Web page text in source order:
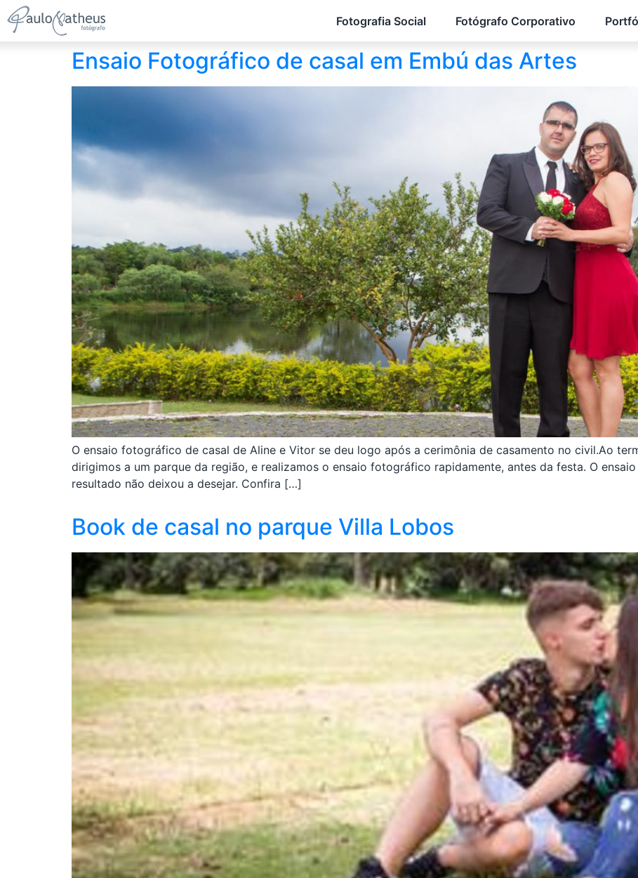
Fotografia Social Fotógrafo Corporativo
Ensaio Fotográfico de casal em Embú das Artes
O ensaio fotográfico de casal de Aline e Vitor se deu logo após a cerimônia de casamento no civil.Ao
dirigimos a um parque da região, e realizamos o ensaio fotográfico rapidamente, antes da festa. O
resultado não deixou a desejar. Confira […]
Book de casal no parque Villa Lobos